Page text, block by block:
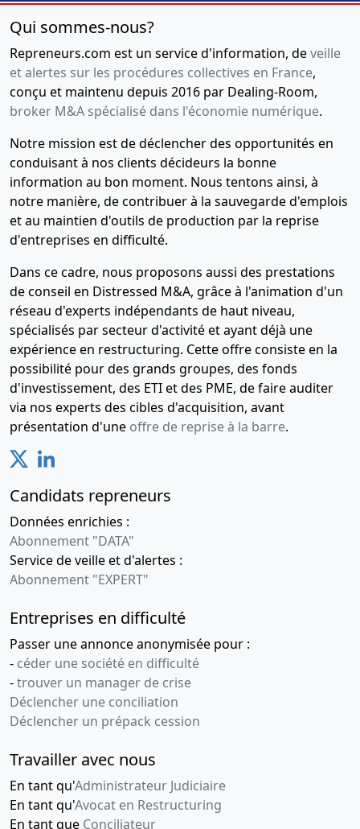
Qui sommes-nous?
Repreneurs.com est un service d'information, deveille
et alertes sur les procédures collectives en France,
conçu et maintenu depuis 2016 par Dealing-Room,
broker M&A spécialisé dans l'économie numérique.
Notre mission est de déclencher des opportunités en
conduisant à nos clients décideurs la bonne
information au bon moment. Nous tentons ainsi, à
notre manière, de contribuer à la sauvegarde d'emplois
et au maintien d'outils de production par la reprise
d'entreprises en difficulté.
Dans ce cadre, nous proposons aussi des prestations
de conseil en Distressed M&A, grâce à l'animation d'un
réseau d'experts indépendants de haut niveau,
spécialisés par secteur d'activité et ayant déjà une
expérience en restructuring. Cette offre consiste en la
possibilité pour des grands groupes, des fonds
d'investissement, des ETI et des PME, de faire auditer
via nos experts des cibles d'acquisition, avant
présentation d'une offre de reprise à la barre.
Candidats repreneurs
Données enrichies :
Abonnement "DATA"
Service de veille et d'alertes :
Abonnement "EXPERT"
Entreprises en difficulté
Passer une annonce anonymisée pour :
- céder une société en difficulté
-trouver un manager de crise
Déclencher une conciliation
Déclencher un prépack cession
Travailler avec nous
En tant qu'Administrateur Judiciaire
En tant qu'Avocat en Restructuring
En tant que Conciliateur